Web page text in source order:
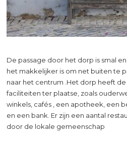
De passage door het dorp is smal
het makkelijker is om net buiten te
naar het centrum .Het dorp heeft
faciliteiten ter plaatse, zoals
winkels, cafés , een apotheek, een
en een bank. Er zijn een aantal
door de lokale gemeenschap